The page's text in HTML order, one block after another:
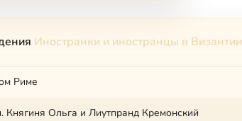
Иностранки и иностранцы в Византии
Риме
Княгиня Ольга и Лиутпранд Кремонский